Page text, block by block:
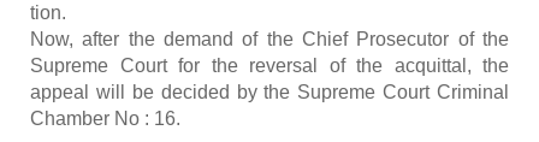
tion.
Now, after the demand of the Chief Pro­se­cu­tor of the
Supreme Court for the rever­sal of the acquit­tal, the
appeal will be deci­ded by the Supreme Court Cri­mi­nal
Cham­ber No : 16.